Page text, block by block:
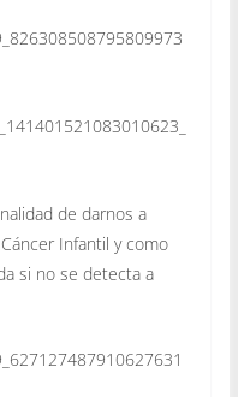
de darnos a
Infantil y como
si no se detecta a